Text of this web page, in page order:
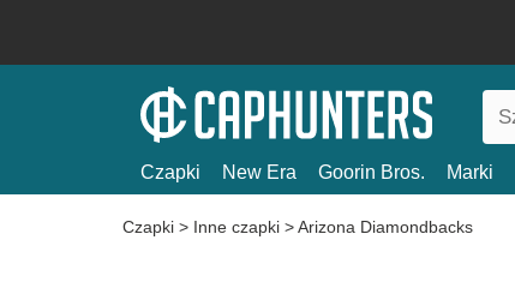
Czapki New Era Goorin Bros. Marki
Czapki > Inne czapki >Arizona Diamondbacks